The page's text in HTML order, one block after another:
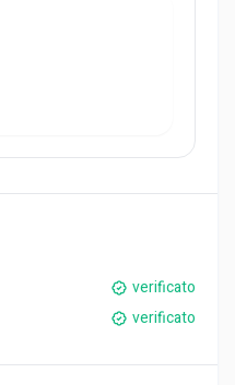
verificato
verificato